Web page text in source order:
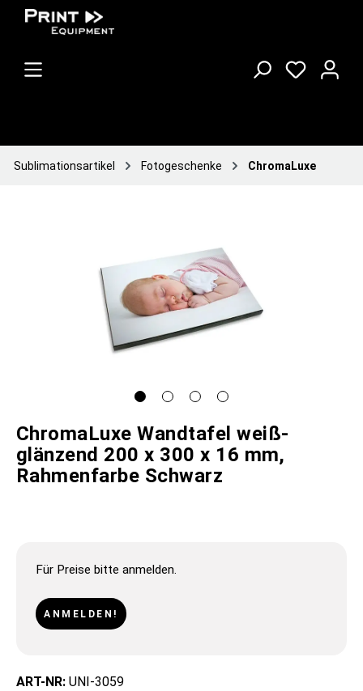
Sublimationsartikel Fotogeschenke ChromaLuxe
ChromaLuxe Wandtafel weiß-
glänzend 200 x 300 x 16 mm,
Rahmenfarbe Schwarz
Für Preise bitte anmelden.
ANMELDEN!
ART-NR: UNI-3059